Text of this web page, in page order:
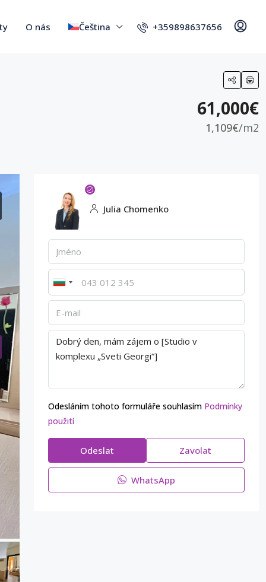
O nás Čeština +359898637656
61,000€
1,109€/m2
Julia Chomenko
Odesláním tohoto formuláře souhlasím Podmínky
použití
Odeslat Zavolat
WhatsApp